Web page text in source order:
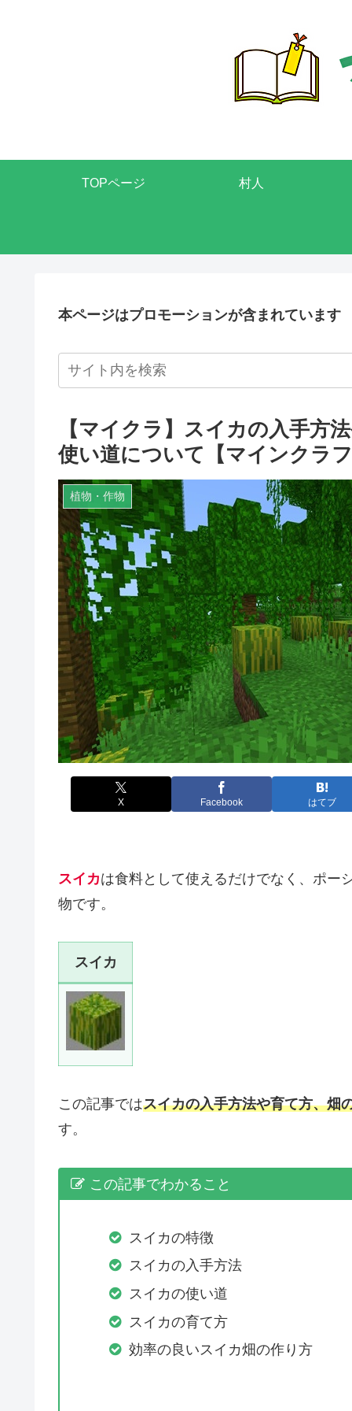
TOPページ 村人
本ページはプロモーションが含まれています
【マイクラ】スイカの入手方
使い道について【マインクラ
植物・作物
X Facebook はてブ
スイカは食料として使えるだけでなく、ポー
物です。
スイカ
この記事ではスイカの入手方法や育て方、畑
す。
この記事でわかること
スイカの特徴
スイカの入手方法
スイカの使い道
スイカの育て方
効率の良いスイカ畑の作り方